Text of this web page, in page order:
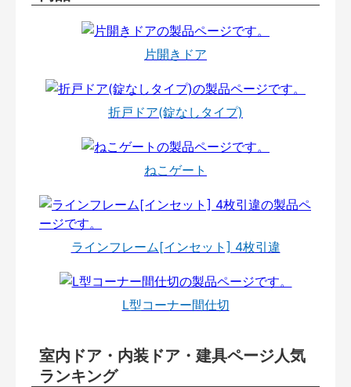
片開きドア
折戸ドア(錠なしタイプ)
ねこゲート
ラインフレーム[インセット] 4枚引違
L型コーナー間仕切
室内ドア・内装ドア・建具ページ人気
ランキング